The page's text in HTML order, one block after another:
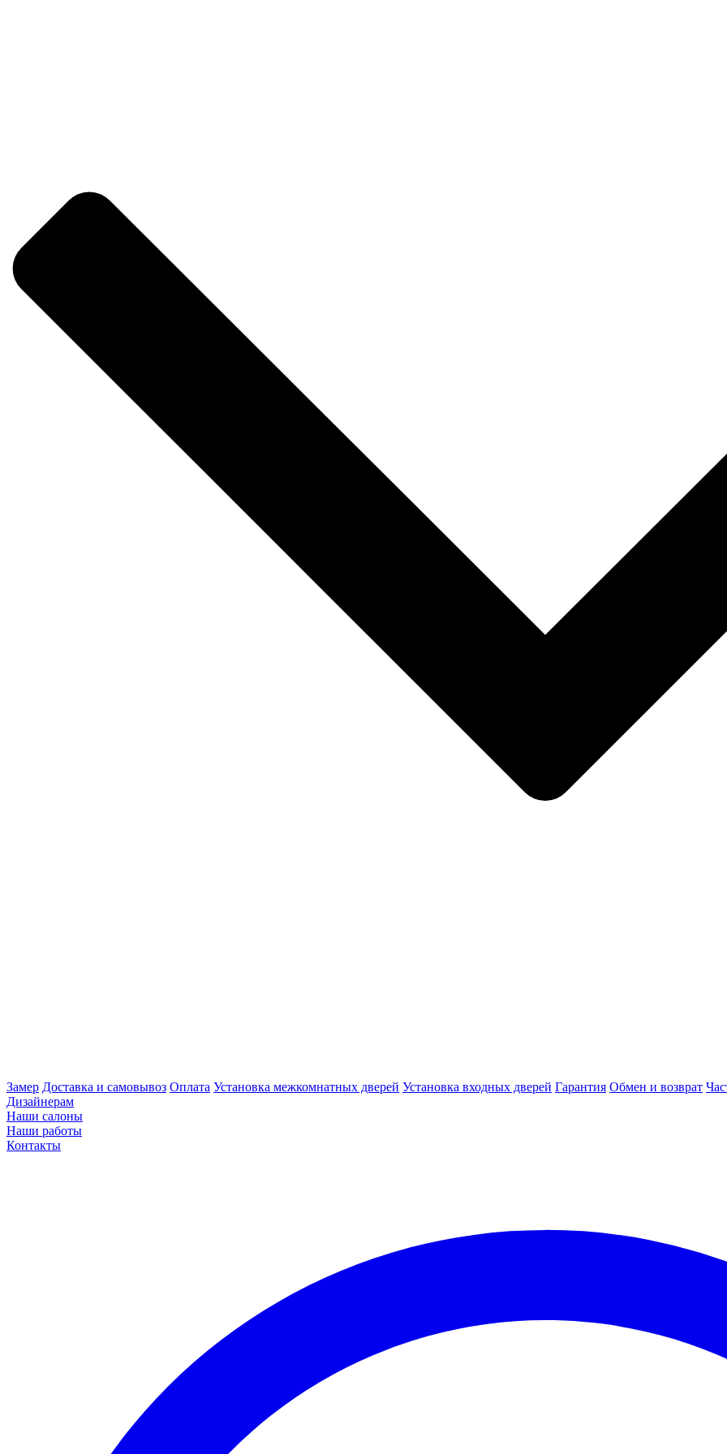
Замер Доставка и самовывоз Оплата Установка межкомнатных дверей Установка входных дверей Гарантия Обмен и возврат
Дизайнерам
Наши салоны
Наши работы
Контакты